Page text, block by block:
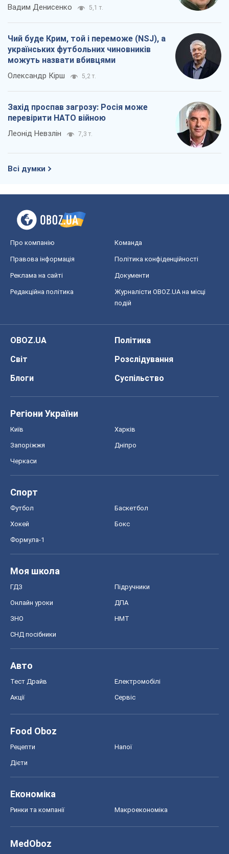
Вадим Денисенко 5,1 т.
Чий буде Крим, той і переможе (NSJ), а
українських футбольних чиновників
можуть назвати вбивцями
Олександр Кірш 5,2 т.
Захід проспав загрозу: Росія може
перевірити НАТО війною
Леонід Невзлін 7,3 т.
Всі думки
Про компанію Команда
Правова інформація Політика конфіденційності
Реклама на сайті Документи
Редакційна політика
Журналісти OBOZ.UA на місці
подій
OBOZ.UA
Політика
Світ
Розслідування
Блоги
Суспільство
Регіони України
Київ Харків
Запоріжжя Дніпро
Черкаси
Спорт
Футбол Баскетбол
Хокей Бокс
Формула-1
Моя школа
ГДЗ Підручники
Онлайн уроки ДПА
ЗНО НМТ
СНД посібники
Авто
Тест Драйв Електромобілі
Акції Сервіс
Food Oboz
Рецепти Напої
Дієти
Економіка
Ринки та компанії Макроекономіка
MedOboz